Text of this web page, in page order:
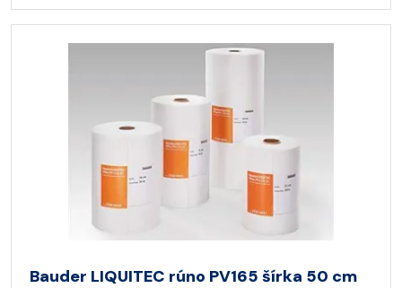
Bauder LIQUITEC rúno PV165 šírka 50 cm